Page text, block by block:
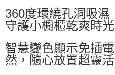
付款後萊爾富取貨
每筆NT$60，滿NT$599(含以上)
7-11付款取貨
每筆NT$60，滿NT$599(含以上)
360度環繞孔洞吸濕
守護小櫥櫃乾爽時光
智慧變色顯示免插
然，隨心放置超靈活